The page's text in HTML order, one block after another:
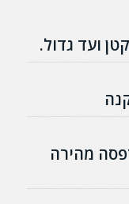
ועד גדול.
מהירה